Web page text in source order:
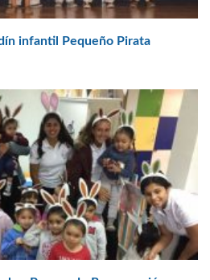
infantil Pequeño Pirata